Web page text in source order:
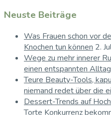
Neuste Beiträge
Was Frauen schon vor
Knochen tun können 2.
Wege zu mehr innerer
einen entspannten Alltag
Teure Beauty-Tools,
niemand redet über die
Dessert-Trends auf
Torte Konkurrenz